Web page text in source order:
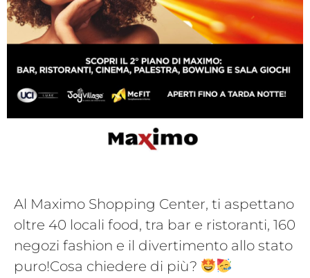
Al Maximo Shopping Center, ti aspettano
oltre 40 locali food, tra bar e ristoranti, 160
negozi fashion e il divertimento allo stato
puro!Cosa chiedere di più?